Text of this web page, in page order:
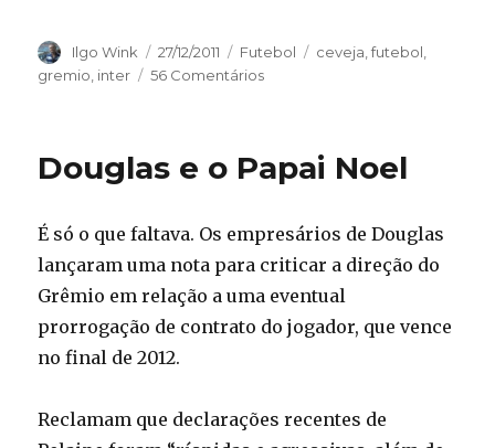
Autor
Ilgo Wink
Publicado
em
27/12/2011 Categorias
Futebol Tags
ceveja ,futebol
gremio inter 56 Comentários
Douglas e o Papai Noel
É só o que faltava. Os empresários de Douglas
lançaram uma nota para criticar a direção do
Grêmio em relação a uma eventual
prorrogação de contrato do jogador, que vence
no final de 2012.
Reclamam que declarações recentes de